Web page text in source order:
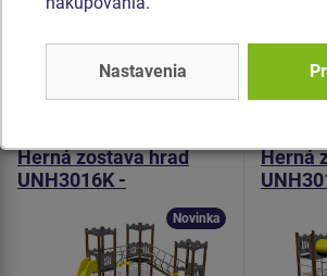
Podobný
Herná zostava hrad
UNH3016K -
Novinka
Herná
Nastavenia